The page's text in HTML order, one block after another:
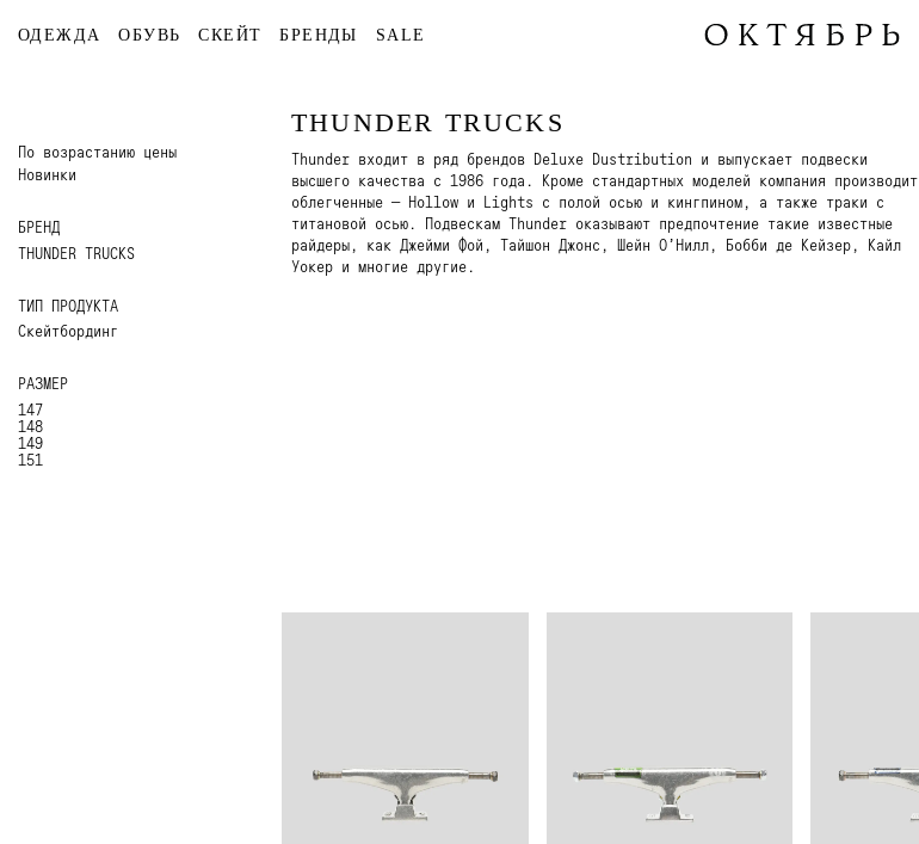
ОДЕЖДА ОБУВЬ СКЕЙТ БРЕНДЫ SALE
По возрастанию цены
Новинки
БРЕНД
THUNDER TRUCKS
ТИП ПРОДУКТА
Скейтбординг
РАЗМЕР
147
148
149
151
THUNDER TRUCKS
Thunder входит в ряд брендов Deluxe Dustribution и выпускает подвески
высшего качества с 1986 года. Кроме стандартных моделей компания производит
облегченные — Hollow и Lights c полой осью и кингпином, а также траки с
титановой осью. Подвескам Thunder оказывают предпочтение такие известные
райдеры, как Джейми Фой, Тайшон Джонс, Шейн О’Нилл, Бобби де Кейзер, Кайл
Уокер и многие другие.